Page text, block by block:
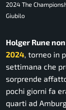
2024 The
Giubilo
Holger Rune
2024, torneo in
settimana che
sorprende
pochi giorni fa
quarti ad